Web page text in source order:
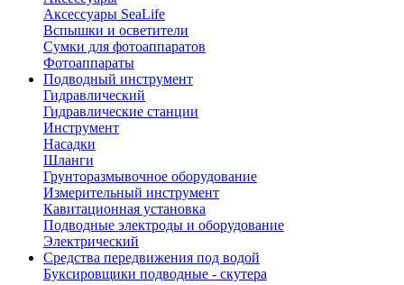
Аксессуары SeaLife
Вспышки и осветители
Сумки для фотоаппаратов
Фотоаппараты
Подводный инструмент
Гидравлический
Гидравлические станции
Инструмент
Насадки
Шланги
Грунторазмывочное оборудование
Измерительный инструмент
Кавитационная установка
Подводные электроды и оборудование
Электрический
Средства передвижения под водой
Буксировщики подводные - скутера